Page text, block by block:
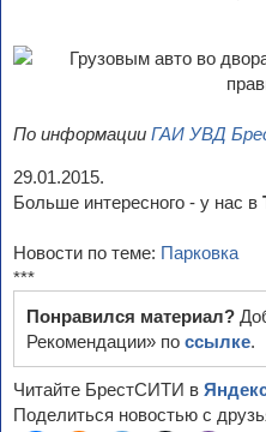
По информации ГАИ УВД
29.01.2015.
Больше интересного - у нас в
Новости по теме: Парковка
***
Понравился материал?
Рекомендации» по ссылке.
Читайте БрестСИТИ в
Поделиться новостью с